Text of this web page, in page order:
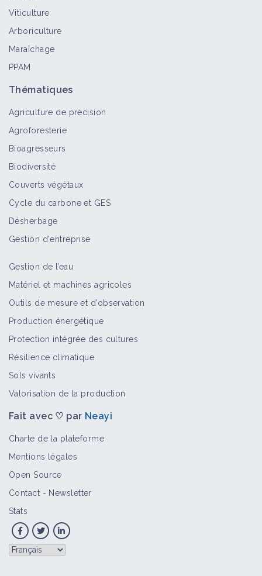
Viticulture
Arboriculture
Maraîchage
PPAM
Thématiques
Agriculture de précision
Agroforesterie
Bioagresseurs
Biodiversité
Couverts végétaux
Cycle du carbone et GES
Désherbage
Gestion d'entreprise
Gestion de l’eau
Matériel et machines agricoles
Outils de mesure et d’observation
Production énergétique
Protection intégrée des cultures
Résilience climatique
Sols vivants
Valorisation de la production
Fait avec ♡ par Neayi
Charte de la plateforme
Mentions légales
Open Source
Contact - Newsletter
Stats